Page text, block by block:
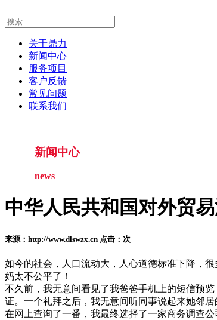
关于鼎力
新闻中心
服务项目
客户反馈
常见问题
联系我们
新闻中心
news
中华人民共和国对外贸
来源：http://www.dlswzx.cn 点击： 次
如今的社会，人口流动大，人心道德标准下降，
妈太不公平了！
不久前，我无意间看见了我爸爸手机上的短信预
证。一个礼拜之后，我无意间听同事说起来她邻
在网上查询了一番，我最终选择了一家商务调查